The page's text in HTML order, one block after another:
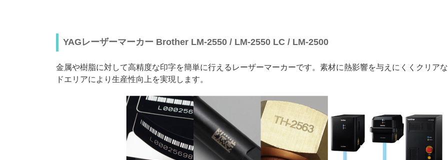
YAGレーザーマーカー Brother LM-2550 / LM-2550 LC / LM-2500
金属や樹脂に対して高精度な印字を簡単に行えるレーザーマーカーです。素材に熱影響を与えにくくクリア
ドエリアにより生産性向上を実現します。